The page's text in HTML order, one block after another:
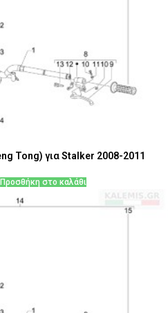
Tong) για Stalker 2008-2011
Προσθήκη στο καλάθι